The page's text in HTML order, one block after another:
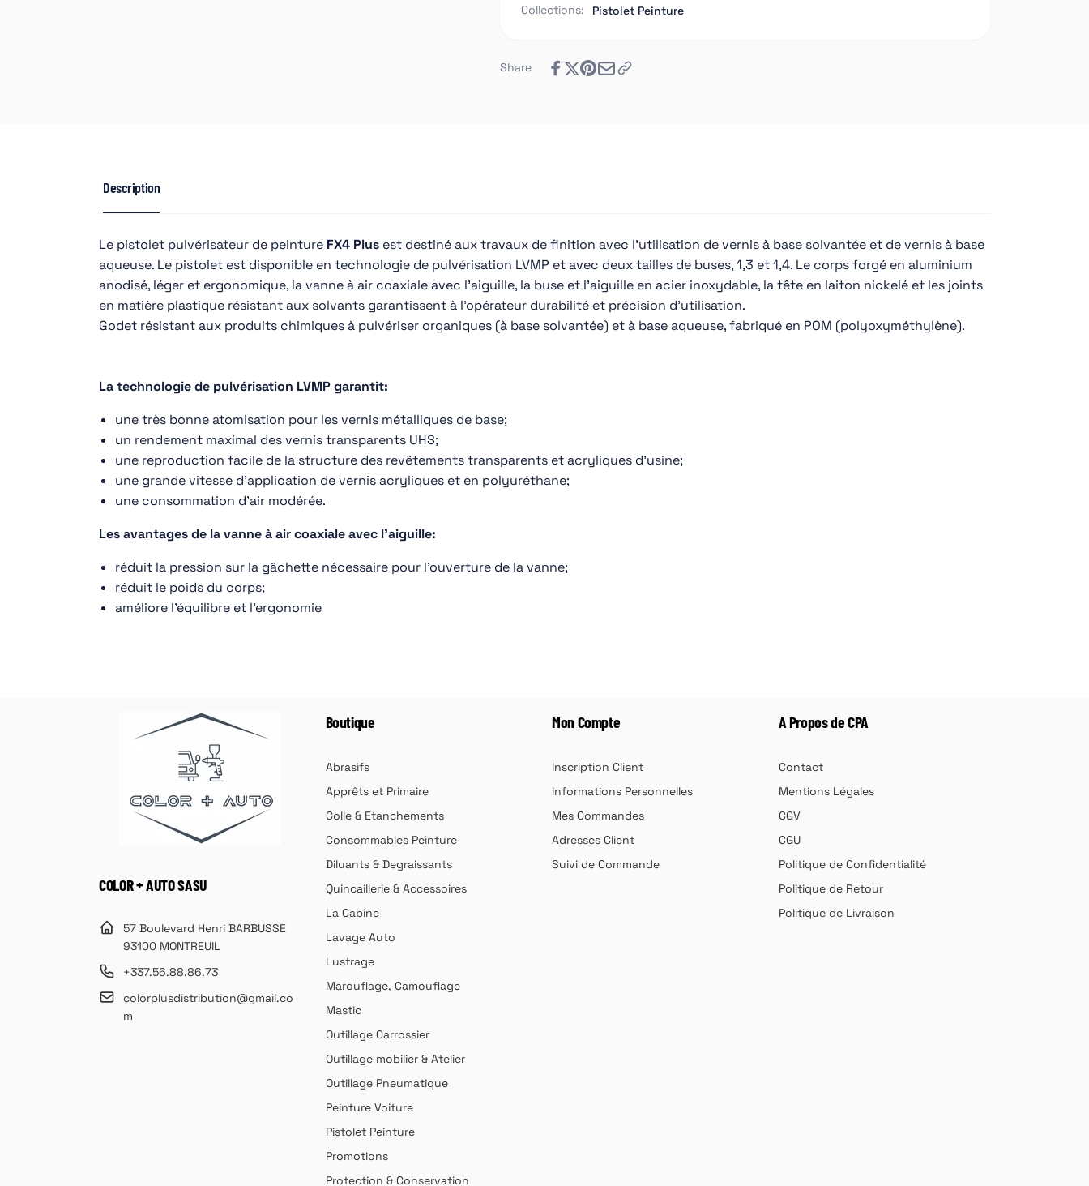
Collections: Pistolet Peinture
Share
Description
Le pistolet pulvérisateur de peinture FX4 Plus est destiné aux travaux de finition avec l'utilisation de vernis à base solvantée et de vernis à base
aqueuse. Le pistolet est disponible en technologie de pulvérisation LVMP et avec deux tailles de buses, 1,3 et 1,4. Le corps forgé en aluminium
anodisé, léger et ergonomique, la vanne à air coaxiale avec l'aiguille, la buse et l'aiguille en acier inoxydable, la tête en laiton nickelé et les joints
en matière plastique résistant aux solvants garantissent à l'opérateur durabilité et précision d'utilisation.
Godet résistant aux produits chimiques à pulvériser organiques (à base solvantée) et à base aqueuse, fabriqué en POM (polyoxyméthylène).
La technologie de pulvérisation LVMP garantit:
une très bonne atomisation pour les vernis métalliques de base;
un rendement maximal des vernis transparents UHS;
une reproduction facile de la structure des revêtements transparents et acryliques d'usine;
une grande vitesse d'application de vernis acryliques et en polyuréthane;
une consommation d'air modérée.
Les avantages de la vanne à air coaxiale avec l'aiguille:
réduit la pression sur la gâchette nécessaire pour l'ouverture de la vanne;
réduit le poids du corps;
améliore l'équilibre et l'ergonomie
COLOR + AUTO SASU
57 Boulevard Henri BARBUSSE
93100 MONTREUIL
+337.56.88.86.73
colorplusdistribution@gmail.co
m
Boutique
Abrasifs
Apprêts et Primaire
Colle & Etanchements
Consommables Peinture
Diluants & Degraissants
Quincaillerie & Accessoires
La Cabine
Lavage Auto
Lustrage
Marouflage, Camouflage
Mastic
Outillage Carrossier
Outillage mobilier & Atelier
Outillage Pneumatique
Peinture Voiture
Pistolet Peinture
Promotions
Protection & Conservation
Mon Compte
Inscription Client
Informations Personnelles
Mes Commandes
Adresses Client
Suivi de Commande
A Propos de CPA
Contact
Mentions Légales
CGV
CGU
Politique de Confidentialité
Politique de Retour
Politique de Livraison